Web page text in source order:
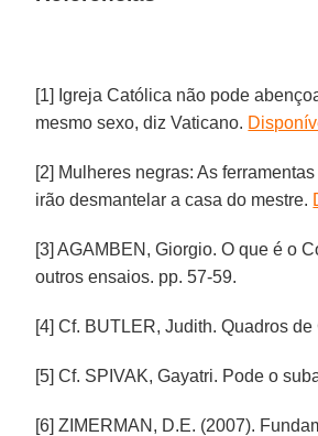
[1] Igreja Católica não pode
mesmo sexo, diz Vaticano.
[2] Mulheres negras: As
irão desmantelar a casa do mestre.
[3] AGAMBEN, Giorgio. O que é o
outros ensaios. pp. 57-59.
[4] Cf. BUTLER, Judith. Quadros de
[5] Cf. SPIVAK, Gayatri. Pode o
[6] ZIMERMAN, D.E. (2007).